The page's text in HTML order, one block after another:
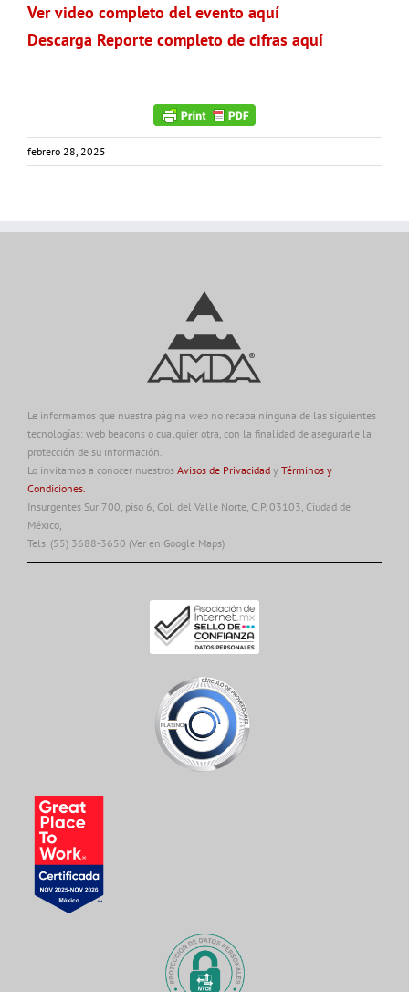
Ver video completo del evento aquí
Descarga Reporte completo de cifras aquí
febrero 28, 2025
Le informamos que nuestra página web no recaba ninguna de las siguientes
tecnologías: web beacons o cualquier otra, con la finalidad de asegurarle la
protección de su información.
Lo invitamos a conocer nuestros Avisos de Privacidad y Términos y
Condiciones.
Insurgentes Sur 700, piso 6, Col. del Valle Norte, C.P. 03103, Ciudad de
México,
Tels. (55) 3688-3650 (Ver en Google Maps)